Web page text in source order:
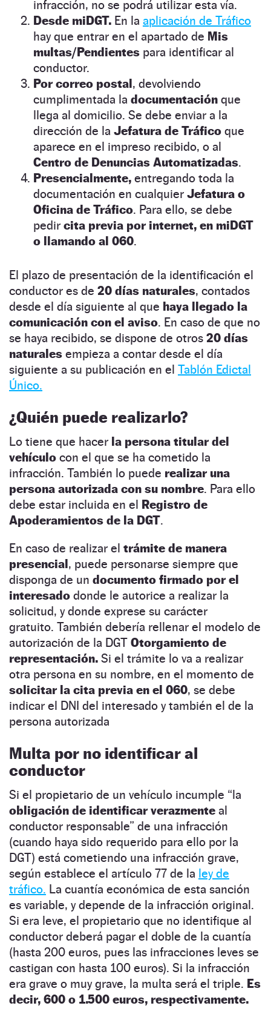
infracción, no se podrá utilizar esta vía.
Desde miDGT. En la aplicación de Tráfico
hay que entrar en el apartado de Mis
multas/Pendientes para identificar al
conductor.
Por correo postal, devolviendo
cumplimentada la documentación que
llega al domicilio. Se debe enviar a la
dirección de la Jefatura de Tráfico que
aparece en el impreso recibido, o al
Centro de Denuncias Automatizadas.
Presencialmente, entregando toda la
documentación en cualquier Jefatura o
Oficina de Tráfico. Para ello, se debe
pedir cita previa por internet, en miDGT
o llamando al 060.
El plazo de presentación de la identificación el
conductor es de 20 días naturales, contados
desde el día siguiente al que haya llegado la
comunicación con el aviso. En caso de que no
se haya recibido, se dispone de otros 20 días
naturales empieza a contar desde el día
siguiente a su publicación en el Tablón Edictal
Único.
¿Quién puede realizarlo?
Lo tiene que hacer la persona titular del
vehículo con el que se ha cometido la
infracción. También lo puede realizar una
persona autorizada con su nombre. Para ello
debe estar incluida en el Registro de
Apoderamientos de la DGT.
En caso de realizar el trámite de manera
presencial, puede personarse siempre que
disponga de un documento firmado por el
interesado donde le autorice a realizar la
solicitud, y donde exprese su carácter
gratuito. También debería rellenar el modelo de
autorización de la DGT Otorgamiento de
representación. Si el trámite lo va a realizar
otra persona en su nombre, en el momento de
solicitar la cita previa en el 060, se debe
indicar el DNI del interesado y también el de la
persona autorizada
Multa por no identificar al
conductor
Si el propietario de un vehículo incumple “la
obligación de identificar verazmente al
conductor responsable” de una infracción
(cuando haya sido requerido para ello por la
DGT) está cometiendo una infracción grave,
según establece el artículo 77 de la ley de
tráfico. La cuantía económica de esta sanción
es variable, y depende de la infracción original.
Si era leve, el propietario que no identifique al
conductor deberá pagar el doble de la cuantía
(hasta 200 euros, pues las infracciones leves se
castigan con hasta 100 euros). Si la infracción
era grave o muy grave, la multa será el triple. Es
decir, 600 o 1.500 euros, respectivamente.